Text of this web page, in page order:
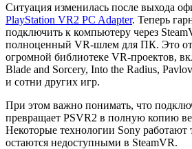
Ситуация изменилась после выхода
PlayStation VR2 PC Adapter. Теперь
подключить к компьютеру через
полноценный VR-шлем для ПК. Это
огромной библиотеке VR-проектов,
Blade and Sorcery, Into the Radius,
и сотни других игр.
При этом важно понимать, что
превращает PSVR2 в полную копию
Некоторые технологии Sony работают
остаются недоступными в SteamVR.